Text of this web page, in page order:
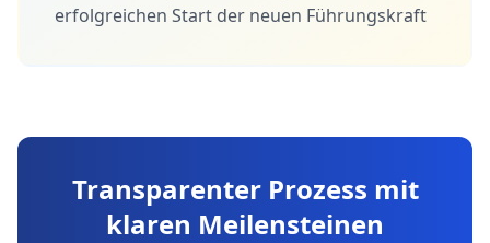
erfolgreichen Start der neuen Führungskraft
Transparenter Prozess mit
klaren Meilensteinen